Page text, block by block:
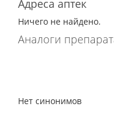
Адреса аптек
Ничего не найдено.
Аналоги
Нет синонимов